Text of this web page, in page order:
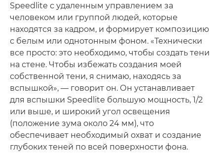
Speedlite с удаленным управлением за
человеком или группой людей, которые
находятся за кадром, и формирует композицию
с белым или однотонным фоном. «Технически
все просто: это необходимо, чтобы создать тени
на стене. Чтобы избежать создания моей
собственной тени, я снимаю, находясь за
вспышкой», — говорит он. Он устанавливает
для вспышки Speedlite большую мощность, 1/2
или выше, и широкий угол освещения
(положение зума около 24 мм), что
обеспечивает необходимый охват и создание
глубоких теней по всей поверхности фона.